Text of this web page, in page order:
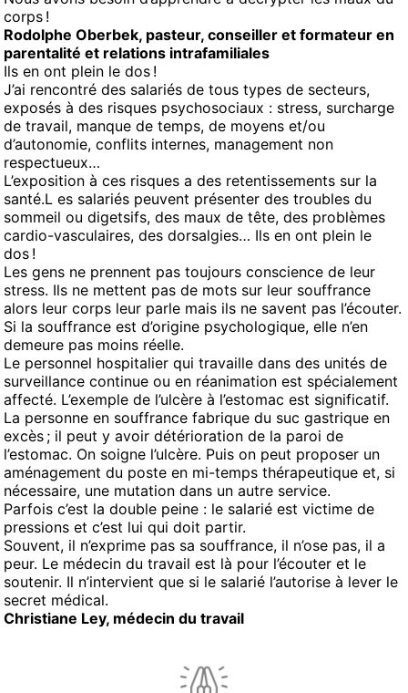
corps !
Rodolphe Oberbek, pasteur, conseiller et formateur en
parentalité et relations intrafamiliales
Ils en ont plein le dos !
J’ai rencontré des salariés de tous types de secteurs,
exposés à des risques psychosociaux : stress, surcharge
de travail, manque de temps, de moyens et/ou
d’autonomie, conflits internes, management non
respectueux…
L’exposition à ces risques a des retentissements sur la
santé.L es salariés peuvent présenter des troubles du
sommeil ou digetsifs, des maux de tête, des problèmes
cardio-vasculaires, des dorsalgies… Ils en ont plein le
dos !
Les gens ne prennent pas toujours conscience de leur
stress. Ils ne mettent pas de mots sur leur souffrance
alors leur corps leur parle mais ils ne savent pas l’écouter.
Si la souffrance est d’origine psychologique, elle n’en
demeure pas moins réelle.
Le personnel hospitalier qui travaille dans des unités de
surveillance continue ou en réanimation est spécialement
affecté. L’exemple de l’ulcère à l’estomac est significatif.
La personne en souffrance fabrique du suc gastrique en
excès ; il peut y avoir détérioration de la paroi de
l’estomac. On soigne l’ulcère. Puis on peut proposer un
aménagement du poste en mi-temps thérapeutique et, si
nécessaire, une mutation dans un autre service.
Parfois c’est la double peine : le salarié est victime de
pressions et c’est lui qui doit partir.
Souvent, il n’exprime pas sa souffrance, il n’ose pas, il a
peur. Le médecin du travail est là pour l’écouter et le
soutenir. Il n’intervient que si le salarié l’autorise à lever le
secret médical.
Christiane Ley, médecin du travail